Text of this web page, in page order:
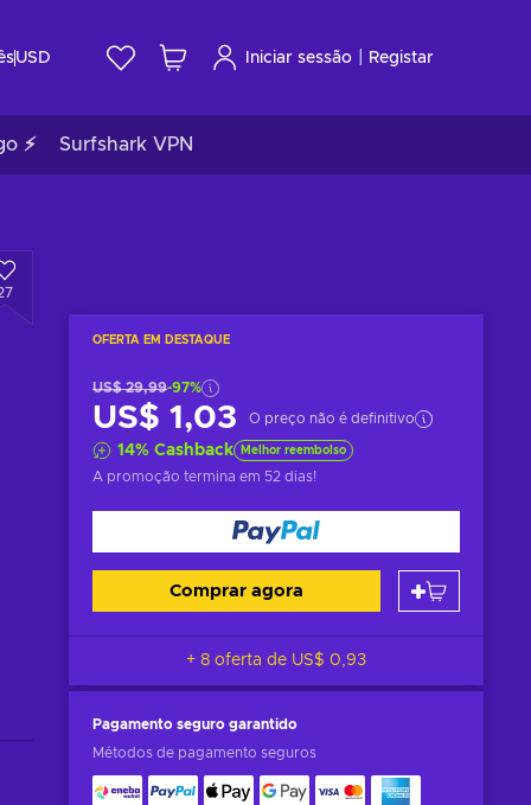
USD Iniciar sessão Registar
⚡ Surfshark VPN
OFERTA EM DESTAQUE
US$ 29,99-97%
US$ 1,03 O preço não é definitivo
14% Cashback Melhor reembolso
A promoção termina em 52 dias!
Comprar agora
+ 8 oferta de US$ 0,93
Pagamento seguro garantido
Métodos de pagamento seguros